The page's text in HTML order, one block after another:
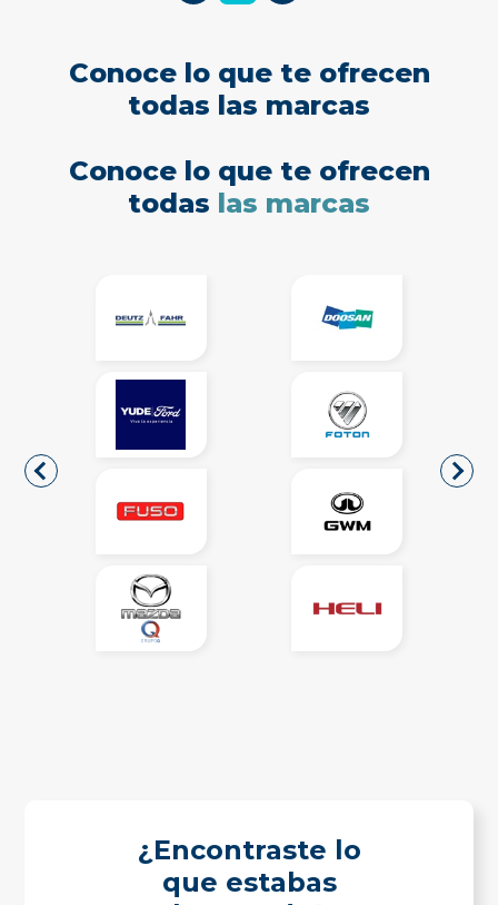
Conoce lo que te ofrecen
todas las marcas
Conoce lo que te ofrecen
todas las marcas
¿Encontraste lo
que estabas